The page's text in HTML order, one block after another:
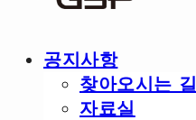
공지사항
찾아오시는 길
자료실